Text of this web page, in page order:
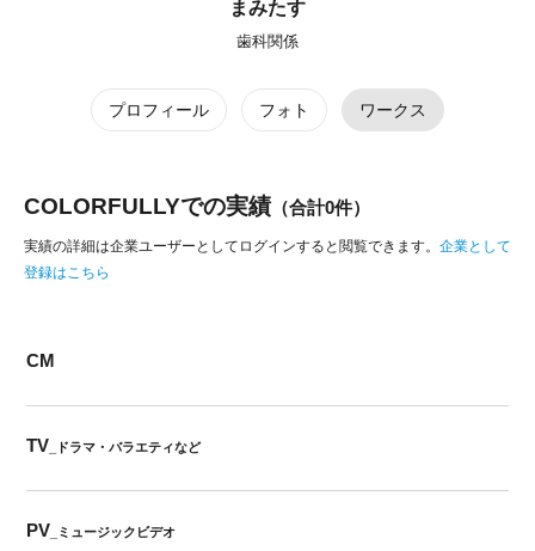
まみたす
歯科関係
プロフィール フォト ワークス
COLORFULLYでの実績（合計0件）
実績の詳細は企業ユーザーとしてログインすると閲覧できます。 企業として
登録はこちら
CM
TV _ドラマ・バラエティなど
PV _ミュージックビデオ